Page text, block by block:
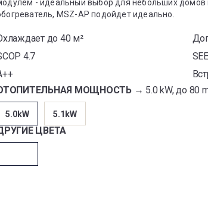
- идеальный выбор для небольших домов
MSZ-AP подойдет идеально.
до 40 м²
4.7
МОЩНОСТЬ → 5.0 kW, до 80
5.0kW 5.1kW
ЦВЕТА